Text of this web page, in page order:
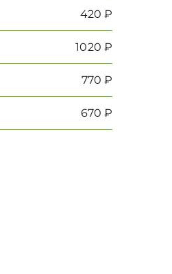
420 ₽
1020 ₽
770 ₽
670 ₽